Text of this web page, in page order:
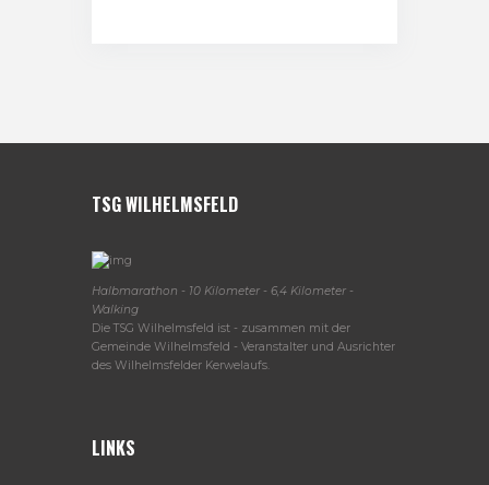
TSG WILHELMSFELD
Halbmarathon - 10 Kilometer - 6,4 Kilometer -
Walking
Die TSG Wilhelmsfeld ist - zusammen mit der
Gemeinde Wilhelmsfeld - Veranstalter und Ausrichter
des Wilhelmsfelder Kerwelaufs.
LINKS